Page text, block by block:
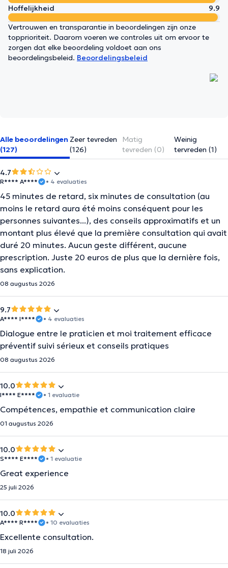
Hoffelijkheid
9.9
Vertrouwen en transparantie in beoordelingen zijn onze
topprioriteit. Daarom voeren we controles uit om ervoor te
zorgen dat elke beoordeling voldoet aan ons
beoordelingsbeleid. Beoordelingsbeleid
Alle beoordelingen
(127)
Zeer tevreden
(126)
Matig
tevreden (0)
Weinig
tervreden (1)
4.7
R**** A**** • 4 evaluaties
45 minutes de retard, six minutes de consultation (au
moins le retard aura été moins conséquent pour les
personnes suivantes...), des conseils approximatifs et un
montant plus élevé que la première consultation qui avait
duré 20 minutes. Aucun geste différent, aucune
prescription. Juste 20 euros de plus que la dernière fois,
sans explication.
08 augustus 2026
9.7
A**** I**** • 4 evaluaties
Dialogue entre le praticien et moi traitement efficace
préventif suivi sérieux et conseils pratiques
08 augustus 2026
10.0
I**** E**** • 1 evaluatie
Compétences, empathie et communication claire
01 augustus 2026
10.0
S**** E**** • 1 evaluatie
Great experience
25 juli 2026
10.0
A**** R**** • 10 evaluaties
Excellente consultation.
18 juli 2026